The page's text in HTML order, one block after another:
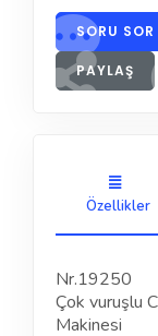
SORU SOR
PAYLAŞ
Özellikler
Nr.19250
Çok vuruşlu
Makinesi